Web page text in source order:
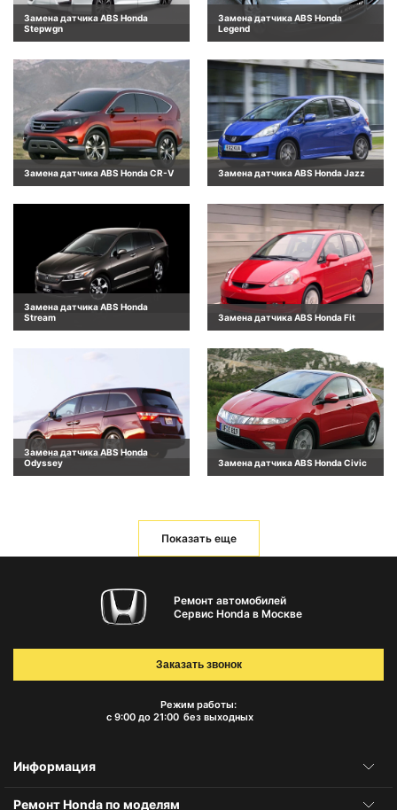
Замена датчика ABS Honda
Stepwgn
Замена датчика ABS Honda
Legend
Замена датчика ABS Honda CR-V Замена датчика ABS Honda Jazz
Замена датчика ABS Honda
Stream
Замена датчика ABS Honda Fit
Замена датчика ABS Honda
Odyssey
Замена датчика ABS Honda Civic
Показать еще
Ремонт автомобилей
Сервис Honda в Москве
Режим работы:
с 9:00 до 21:00 без выходных
Заказать звонок
Информация
Ремонт Honda по моделям